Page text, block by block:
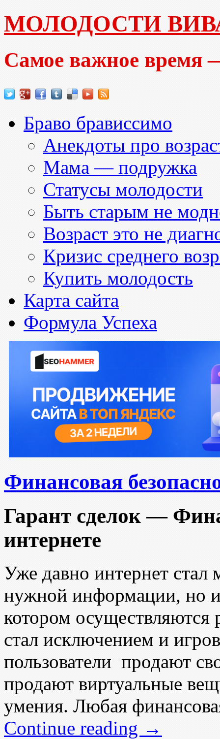
МОЛОДОСТИ
Самое важное время
Браво брависсимо
Анекдоты про
Мама — подружка
Статусы молодости
Быть старым не
Возраст это не
Кризис среднего
Купить молодость
Карта сайта
Формула Успеха
Финансовая
Гарант сделок —
интернете
Уже давно интернет стал
нужной информации, но
котором осуществляются
стал исключением и
пользователи продают
продают виртуальные
умения. Любая
Continue reading →